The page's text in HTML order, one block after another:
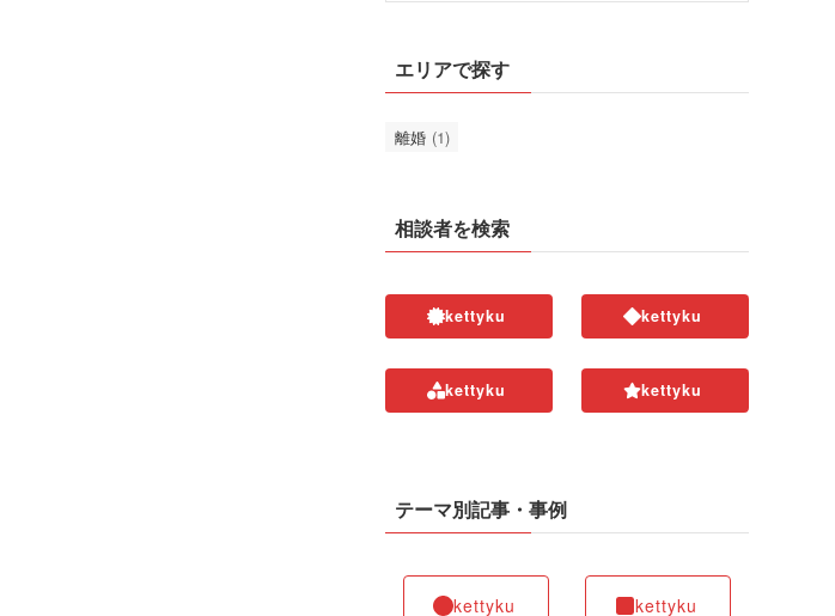
エリアで探す
離婚 (1)
相談者を検索
kettyku
kettyku
kettyku
kettyku
テーマ別記事・事例
kettyku kettyku